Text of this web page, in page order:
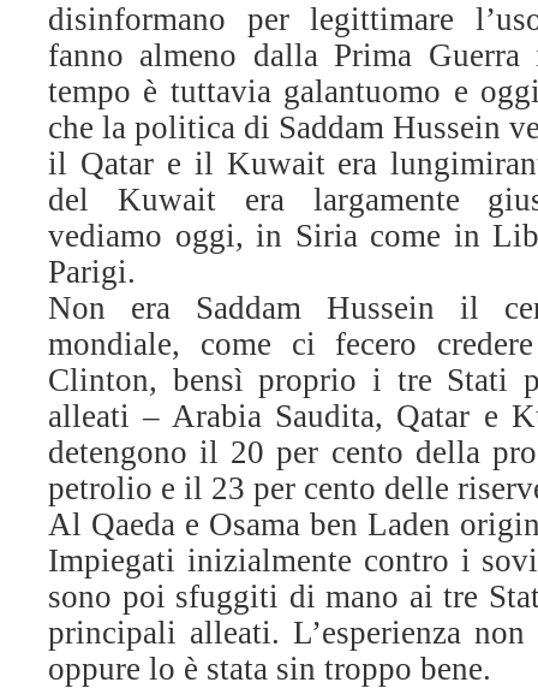
disinformano per legittimare
fanno almeno dalla Prima
tempo è tuttavia galantuomo e
che la politica di Saddam Hussein
il Qatar e il Kuwait era
del Kuwait era largamente
vediamo oggi, in Siria come in
Parigi.
Non era Saddam Hussein il
mondiale, come ci fecero
Clinton, bensì proprio i tre Stati
alleati – Arabia Saudita, Qatar e
detengono il 20 per cento della
petrolio e il 23 per cento delle
Al Qaeda e Osama ben Laden
Impiegati inizialmente contro i
sono poi sfuggiti di mano ai tre
principali alleati. L’esperienza
oppure lo è stata sin troppo bene.